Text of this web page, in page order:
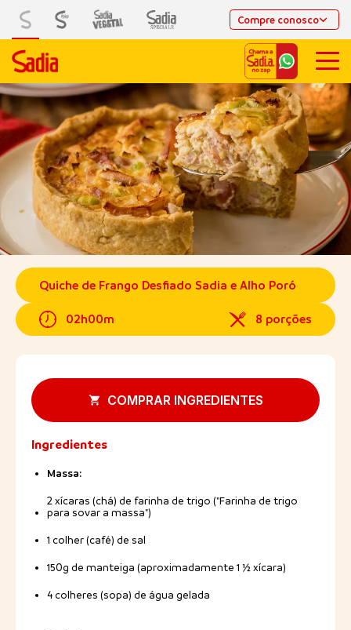
Compre conosco
Quiche de Frango Desfiado Sadia e Alho Poró
02h00m 8 porções
COMPRAR INGREDIENTES
Ingredientes
Massa:
2 xícaras (chá) de farinha de trigo ("Farinha de trigo
para sovar a massa")
1 colher (café) de sal
150g de manteiga (aproximadamente 1 ½ xícara)
4 colheres (sopa) de água gelada